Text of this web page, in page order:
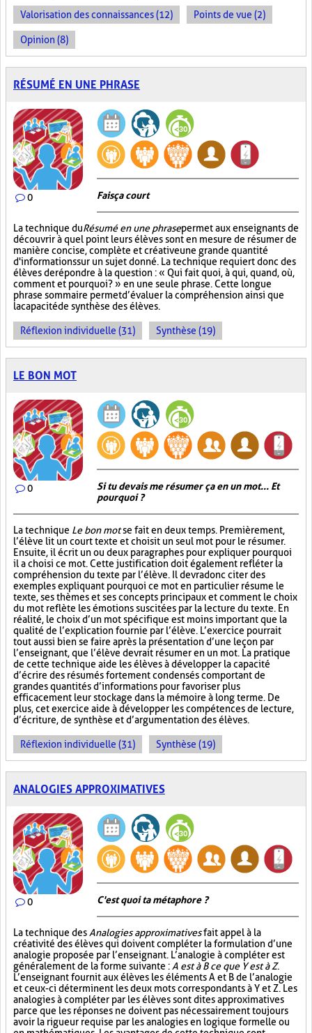
Valorisation des connaissances (12) Points de vue (2)
Opinion (8)
RÉSUMÉ EN UNE PHRASE
0 Fais ça court
La technique duRésumé en une phrasepermet aux enseignants de
découvrir à quel point leurs élèves sont en mesure de résumer de
manière concise, complète et créative une grande quantité
d'informations sur un sujet donné. La technique requiert donc des
élèves de répondre à la question : « Qui fait quoi, à qui, quand, où,
comment et pourquoi? » en une seule phrase. Cette longue
phrase sommaire permet d’évaluer la compréhension ainsi que
la capacité de synthèse des élèves.
Réflexion individuelle (31) Synthèse (19)
LE BON MOT
0
Si tu devais me résumer ça en un mot... Et
pourquoi ?
La technique Le bon motse fait en deux temps. Premièrement,
l’élève lit un court texte et choisit un seul mot pour le résumer.
Ensuite, il écrit un ou deux paragraphes pour expliquer pourquoi
il a choisi ce mot. Cette justification doit également refléter la
compréhension du texte par l’élève. Il devra donc citer des
exemples expliquant pourquoi ce mot en particulier résume le
texte, ses thèmes et ses concepts principaux et comment le choix
du mot reflète les émotions suscitées par la lecture du texte. En
réalité, le choix d’un mot spécifique est moins important que la
qualité de l’explication fournie par l’élève. L’exercice pourrait
tout aussi bien se faire après la présentation d’une leçon par
l’enseignant, que l’élève devrait résumer en un mot. La pratique
de cette technique aide les élèves à développer la capacité
d’écrire des résumés fortement condensés comportant de
grandes quantités d’informations pour favoriser plus
efficacement leur stockage dans la mémoire à long terme. De
plus, cet exercice aide à développer les compétences de lecture,
d’écriture, de synthèse et d’argumentation des élèves.
Réflexion individuelle (31) Synthèse (19)
ANALOGIES APPROXIMATIVES
0 C'est quoi ta métaphore ?
La technique des Analogies approximativesfait appel à la
créativité des élèves qui doivent compléter la formulation d’une
analogie proposée par l’enseignant. L’analogie à compléter est
généralement de la forme suivante : A est à B ce que Y est à Z.
L’enseignant fournit aux élèves les éléments A et B de l’analogie
et ceux-ci déterminent les deux mots correspondants à Y et Z. Les
analogies à compléter par les élèves sont dites approximatives
parce que les réponses ne doivent pas nécessairement toujours
avoir la rigueur requise par les analogies en logique formelle ou